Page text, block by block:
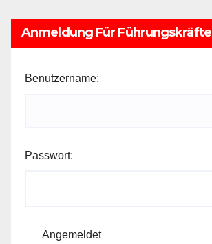
Anmeldung Für Führungskräfte
Benutzername:
Passwort:
Angemeldet